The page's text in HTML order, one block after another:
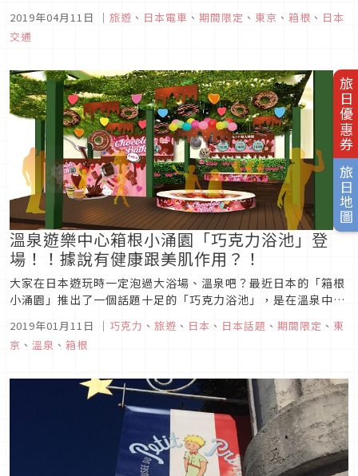
旅日優惠券
旅日地圖
捷地從市中心前往箱根地區，有效利用停留在當地的時間放鬆身
心，是一大魅力亮點。「ASHIGARA號」被暱稱為“特急...
2019年04月11日 ｜ 旅遊 、 日本電車 、 期間限定 、 東京 、 箱根 、 日本
交通
溫泉遊樂中心箱根小涌園「巧克力浴池」登
場！！據說有健康跟美肌作用？！
大家在日本遊玩時一定泡過大浴場、溫泉吧？最近日本的「箱根
小涌園」推出了一個話題十足的「巧克力浴池」，是在溫泉中加
入巧克力漿，讓大家可以在巧克力溫泉中泡湯的活動。而這樣的
巧克力溫泉到底有怎樣的效果呢？大家想嘗試看看嗎？
2019年01月11日 ｜ 巧克力 、 旅遊 、 日本 、 日本話題 、 期間限定 、 東
京 、 溫泉 、 箱根